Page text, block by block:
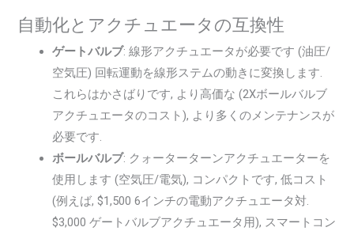
自動化とアクチュエータの互換性
ゲートバルブ: 線形アクチュエータが必要です (油圧/
空気圧) 回転運動を線形ステムの動きに変換します.
これらはかさばりです, より高価な (2Xボールバルブ
アクチュエータのコスト), より多くのメンテナンスが
必要です.
ボールバルブ: クォーターターンアクチュエーターを
使用します (空気圧/電気), コンパクトです, 低コスト
(例えば, $1,500 6インチの電動アクチュエータ対.
$3,000 ゲートバルブアクチュエータ用), スマートコン